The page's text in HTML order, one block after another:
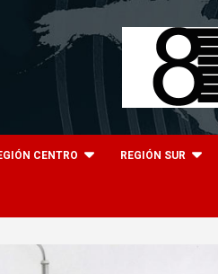
CENTRO REGIÓN SUR